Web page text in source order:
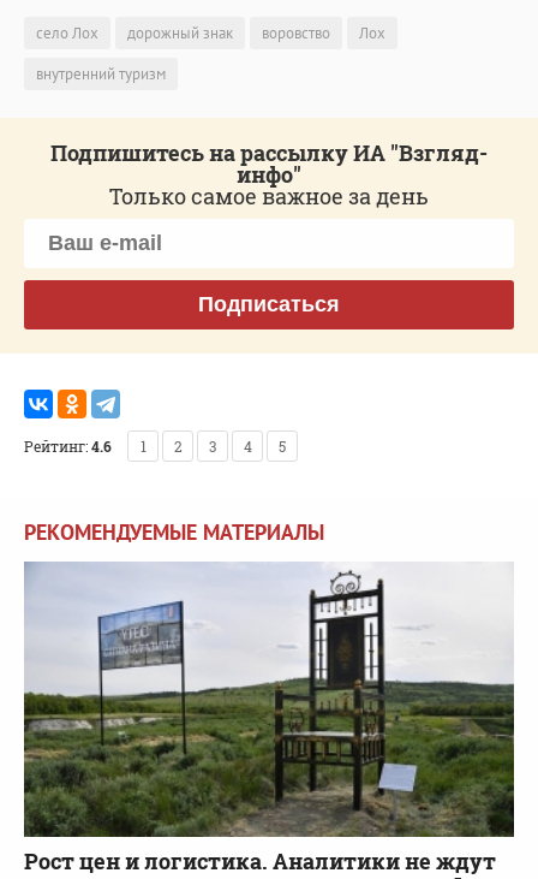
село Лох дорожный знак воровство
Лох
внутренний туризм
Подпишитесь на рассылку ИА "Взгляд-
инфо"
Только самое важное за день
Подписаться
Рейтинг:4.6 1 2 3 4 5
РЕКОМЕНДУЕМЫЕ МАТЕРИАЛЫ
Рост цен и логистика. Аналитики не ждут